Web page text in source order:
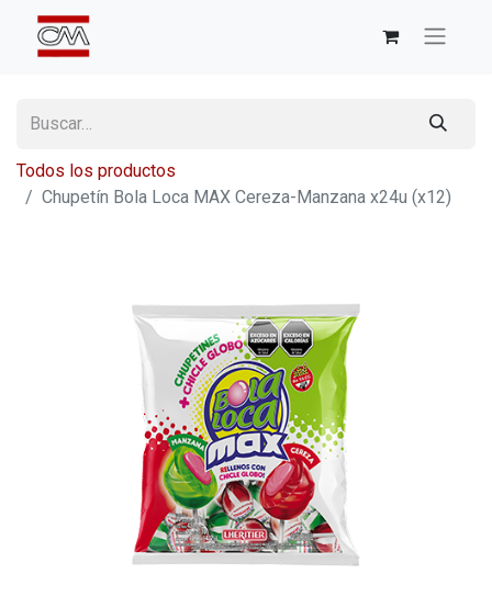
Todos los productos
Chupetín Bola Loca MAX Cereza-Manzana x24u (x12)